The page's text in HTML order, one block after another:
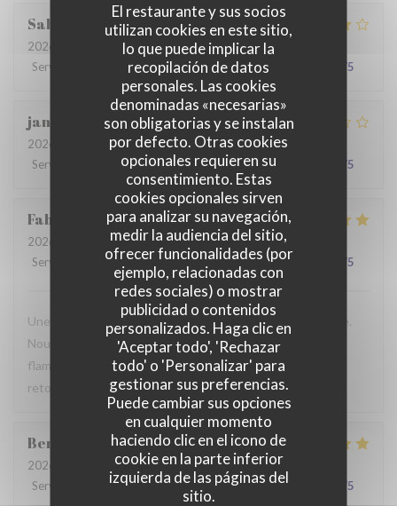
El restaurante y sus socios
utilizan cookies en este sitio,
lo que puede implicar la
recopilación de datos
personales. Las cookies
denominadas «necesarias»
son obligatorias y se instalan
por defecto. Otras cookies
opcionales requieren su
consentimiento. Estas
cookies opcionales sirven
para analizar su navegación,
medir la audiencia del sitio,
ofrecer funcionalidades (por
ejemplo, relacionadas con
redes sociales) o mostrar
publicidad o contenidos
personalizados. Haga clic en
'Aceptar todo', 'Rechazar
todo' o 'Personalizar' para
gestionar sus preferencias.
Puede cambiar sus opciones
en cualquier momento
haciendo clic en el icono de
cookie en la parte inferior
izquierda de las páginas del
sitio.
Sabrina
2026-07-25
- 21:00 - Invitados 2
Servicio
Ambiente:4 /5 Menú: 4 /5 Calidad / Precio /5
jan
2026-07-28
- 19:30 - Invitados 2
Servicio
Ambiente:3/5 Menú :3/5 Calidad / Precio /5
Fabrice
2026-07-19
- 12:00 - Invitados 3
Servicio
Ambiente 5/5 Menú: 4/5 Calidad / Precio /5
Une table sympathique avec son atmosphère authentique.
Nous avons apprécié notre déjeuner (moule, carbonade,
flamiche au maroilles, etc) et le service. Pourquoi pas y
retourner lors d'un prochaine passage à Lilles.
Benjamin
2026-07-19
- 12:30 - Invitados 2
Servicio
Ambiente : 5/5 Menú : 5/5 Calidad / Precio /5